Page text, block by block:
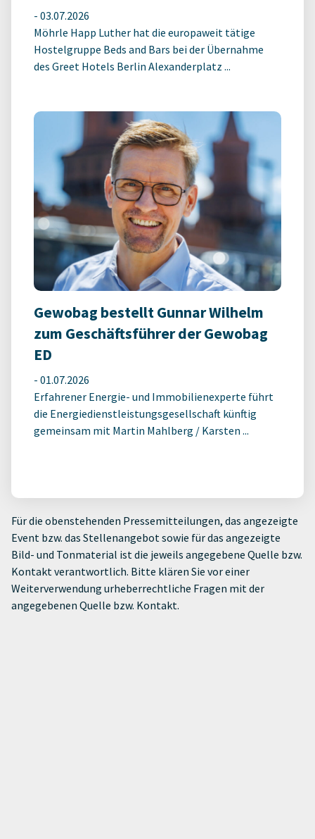
- 03.07.2026
Möhrle Happ Luther hat die europaweit tätige
Hostelgruppe Beds and Bars bei der Übernahme
des Greet Hotels Berlin Alexanderplatz ...
Gewobag bestellt Gunnar Wilhelm
zum Geschäftsführer der Gewobag
ED
- 01.07.2026
Erfahrener Energie- und Immobilienexperte führt
die Energiedienstleistungsgesellschaft künftig
gemeinsam mit Martin Mahlberg / Karsten ...
Für die obenstehenden Pressemitteilungen, das angezeigte
Event bzw. das Stellenangebot sowie für das angezeigte
Bild- und Tonmaterial ist die jeweils angegebene Quelle bzw.
Kontakt verantwortlich. Bitte klären Sie vor einer
Weiterverwendung urheberrechtliche Fragen mit der
angegebenen Quelle bzw. Kontakt.